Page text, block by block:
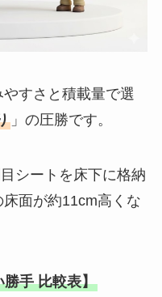
すさと積載量で選
」の圧勝です。
シートを床下に格納
面が約11cm高くな
勝手 比較表】